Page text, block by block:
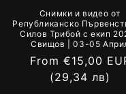
Снимки и видео от
Републиканско
Силов Трибой с екип
Свищов | 03-05
Regular
From €15,00
(29,34 лв)